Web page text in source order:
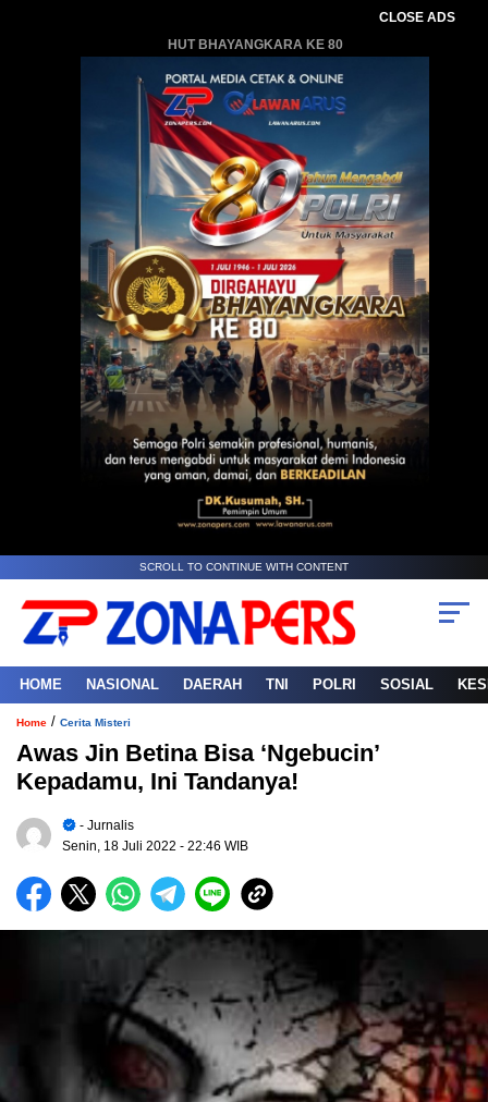
CLOSE ADS
HUT BHAYANGKARA KE 80
SCROLL TO CONTINUE WITH CONTENT
HOME NASIONAL DAERAH TNI POLRI SOSIAL
Home / Cerita Misteri
Awas Jin Betina Bisa ‘Ngebucin’
Kepadamu, Ini Tandanya!
- Jurnalis
Senin, 18 Juli 2022 - 22:46 WIB